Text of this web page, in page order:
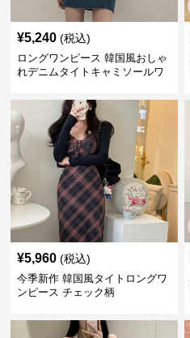
¥5,240 (税込)
ロングワンピース 韓国風おしゃ
れデニムタイトキャミソールワ
¥5,960 (税込)
今季新作 韓国風タイトロングワ
ンピース チェック柄